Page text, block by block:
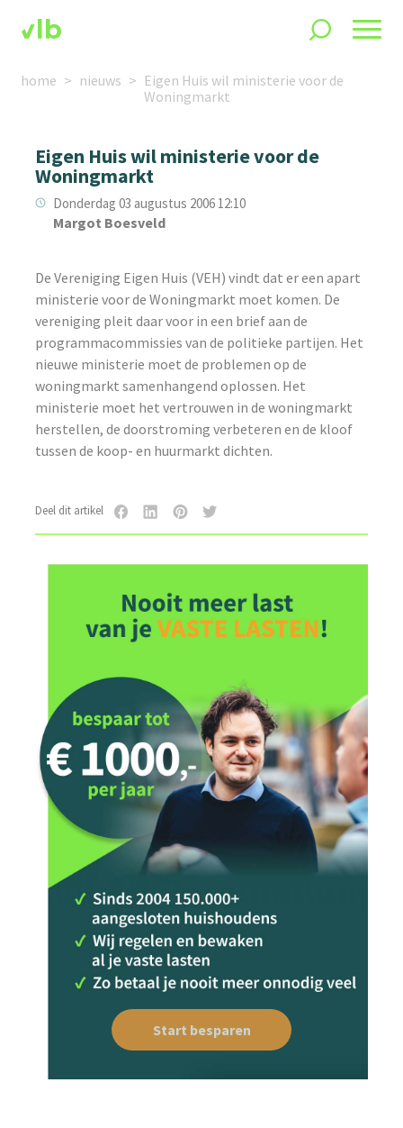
home nieuws
Eigen Huis wil ministerie voor de
Woningmarkt
Eigen Huis wil ministerie voor de
Woningmarkt
Donderdag 03 augustus 2006 12:10
Margot Boesveld
De Vereniging Eigen Huis (VEH) vindt dat er een apart
ministerie voor de Woningmarkt moet komen. De
vereniging pleit daar voor in een brief aan de
programmacommissies van de politieke partijen. Het
nieuwe ministerie moet de problemen op de
woningmarkt samenhangend oplossen. Het
ministerie moet het vertrouwen in de woningmarkt
herstellen, de doorstroming verbeteren en de kloof
tussen de koop- en huurmarkt dichten.
Deel dit artikel
Start besparen